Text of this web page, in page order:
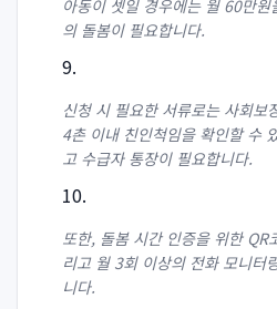
아동이 셋일 경우에는 월 60만
의 돌봄이 필요합니다.
신청 시 필요한 서류로는 사회보
4촌 이내 친인척임을 확인할 수
고 수급자 통장이 필요합니다.
또한, 돌봄 시간 인증을 위한 QR
리고 월 3회 이상의 전화 모니터
니다.